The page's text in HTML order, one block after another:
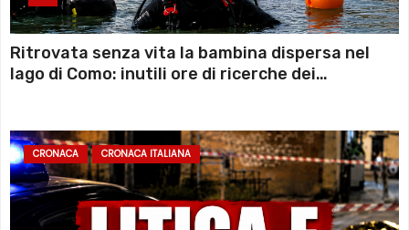
Ritrovata senza vita la bambina dispersa nel
lago di Como: inutili ore di ricerche dei
CRONACA CRONACA ITALIANA